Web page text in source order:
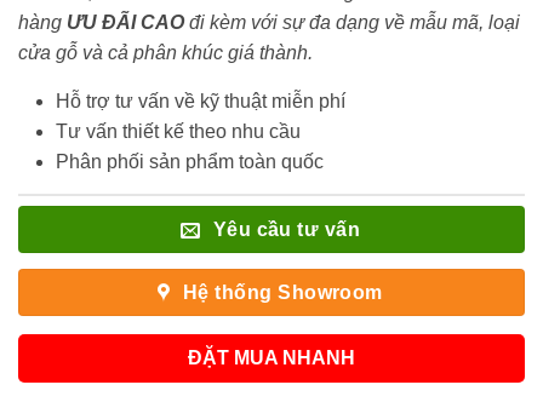
hàng ƯU ĐÃI CAOđi kèm với sự đa dạng về mẫu mã, loại
cửa gỗ và cả phân khúc giá thành.
Hỗ trợ tư vấn về kỹ thuật miễn phí
Tư vấn thiết kế theo nhu cầu
Phân phối sản phẩm toàn quốc
Yêu cầu tư vấn
Hệ thống Showroom
ĐẶT MUA NHANH